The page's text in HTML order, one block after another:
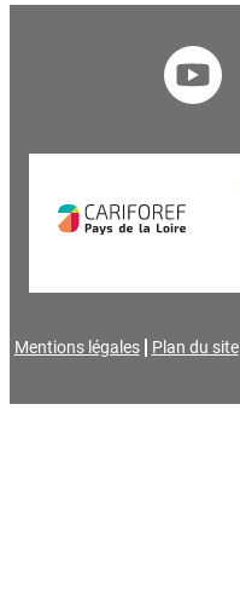
Mentions légales Plan du site